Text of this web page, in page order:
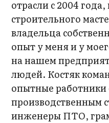
отрасли с 2004
строительного
владельца
опыт у меня и у
на нашем
людей. Костяк
опытные
производственным
инженеры ПТО,